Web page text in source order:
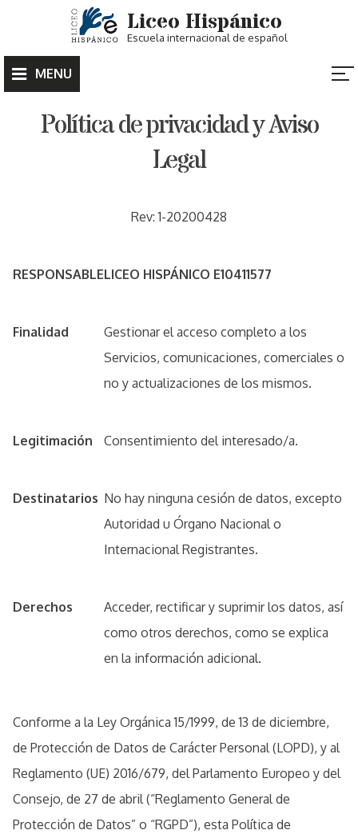
Liceo Hispánico
Escuela internacional de español
MENU
Política de privacidad y Aviso
Legal
Rev: 1-20200428
RESPONSABLELICEO HISPÁNICO E10411577
Finalidad
Gestionar el acceso completo a los
Servicios, comunicaciones, comerciales o
no y actualizaciones de los mismos.
Legitimación Consentimiento del interesado/a.
Destinatarios No hay ninguna cesión de datos, excepto
Autoridad u Órgano Nacional o
Internacional Registrantes.
Derechos
Acceder, rectificar y suprimir los datos, así
como otros derechos, como se explica
en la información adicional.
Conforme a la Ley Orgánica 15/1999, de 13 de diciembre,
de Protección de Datos de Carácter Personal (LOPD), y al
Reglamento (UE) 2016/679, del Parlamento Europeo y del
Consejo, de 27 de abril (“Reglamento General de
Protección de Datos” o “RGPD”), esta Política de